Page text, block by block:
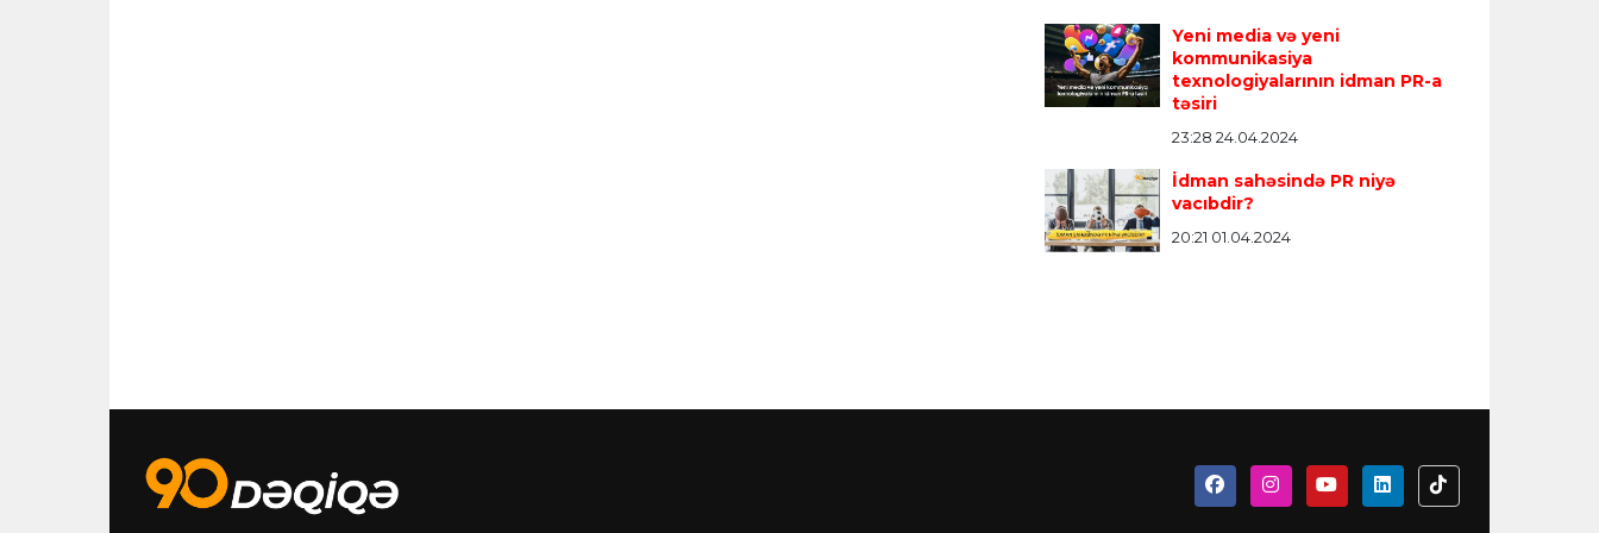
Yeni media və yeni
kommunikasiya
texnologiyalarının idman PR-a
təsiri
23:28 24.04.2024
İdman sahəsində PR niyə
vacıbdir?
20:21 01.04.2024